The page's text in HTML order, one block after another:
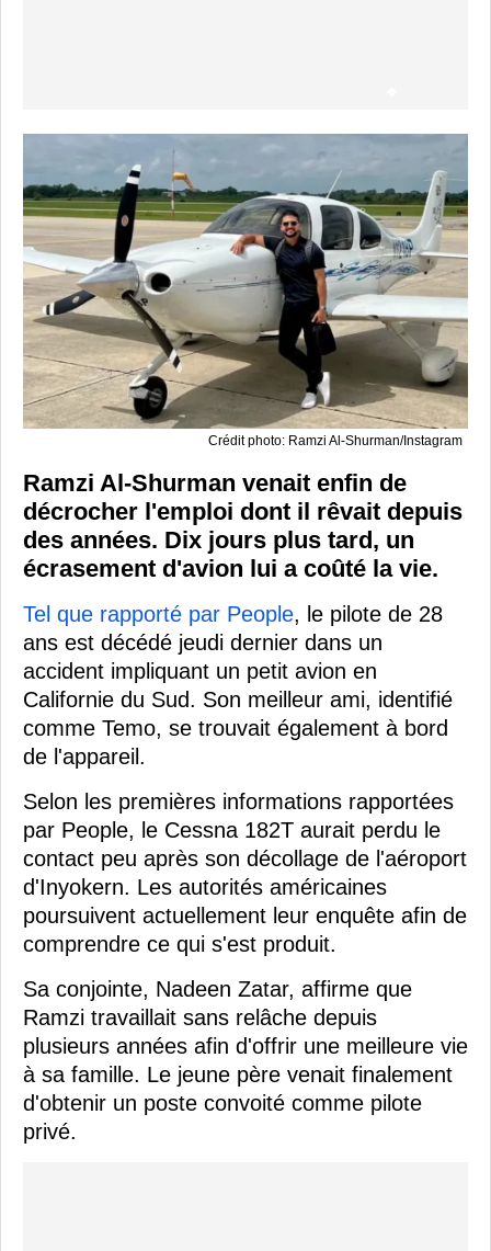
Crédit photo: Ramzi Al-Shurman/Instagram
Ramzi Al-Shurman venait enfin de
décrocher l'emploi dont il rêvait depuis
des années. Dix jours plus tard, un
écrasement d'avion lui a coûté la vie.
Tel que rapporté par People, le pilote de 28
ans est décédé jeudi dernier dans un
accident impliquant un petit avion en
Californie du Sud. Son meilleur ami, identifié
comme Temo, se trouvait également à bord
de l'appareil.
Selon les premières informations rapportées
par People, le Cessna 182T aurait perdu le
contact peu après son décollage de l'aéroport
d'Inyokern. Les autorités américaines
poursuivent actuellement leur enquête afin de
comprendre ce qui s'est produit.
Sa conjointe, Nadeen Zatar, affirme que
Ramzi travaillait sans relâche depuis
plusieurs années afin d'offrir une meilleure vie
à sa famille. Le jeune père venait finalement
d'obtenir un poste convoité comme pilote
privé.